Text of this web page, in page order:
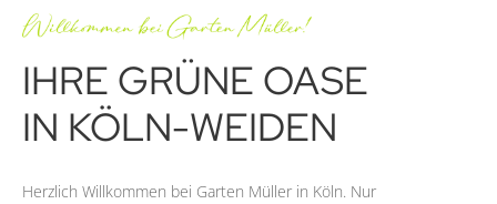
IHRE GRÜNE OASE
IN KÖLN-WEIDEN
Herzlich Willkommen bei Garten Müller in Köln. Nur